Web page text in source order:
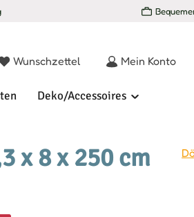
Wunschzettel Du hast 0 Produkte
Mein Konto
Deko/Accessoires
x 8 x 250 cm